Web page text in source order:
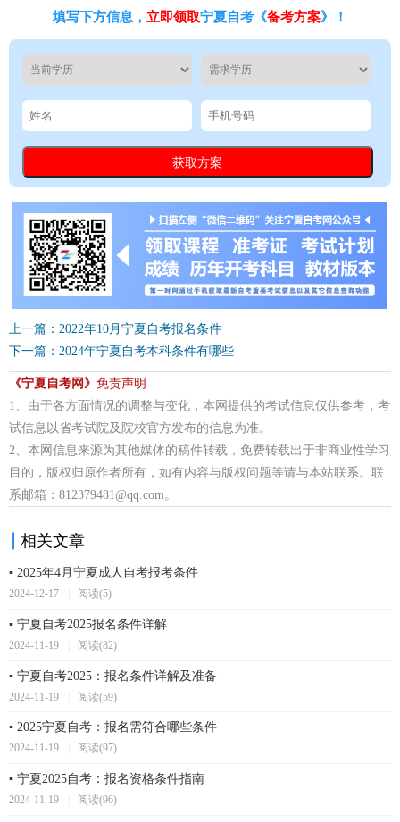
填写下方信息， 立即领取宁夏自考《备考方案》！
上一篇：2022年10月宁夏自考报名条件
下一篇：2024年宁夏自考本科条件有哪些
《宁夏自考网》 免责声明
1、由于各方面情况的调整与变化，本网提供的考试信息仅供参考，考
试信息以省考试院及院校官方发布的信息为准。
2、本网信息来源为其他媒体的稿件转载，免费转载出于非商业性学习
目的，版权归原作者所有，如有内容与版权问题等请与本站联系。联
系邮箱：812379481@qq.com。
相关文章
▪ 2025年4月宁夏成人自考报考条件
2024-12-17 阅读(5)
▪ 宁夏自考2025报名条件详解
2024-11-19 阅读(82)
▪ 宁夏自考2025：报名条件详解及准备
2024-11-19 阅读(59)
▪ 2025宁夏自考：报名需符合哪些条件
2024-11-19 阅读(97)
▪ 宁夏2025自考：报名资格条件指南
2024-11-19 阅读(96)